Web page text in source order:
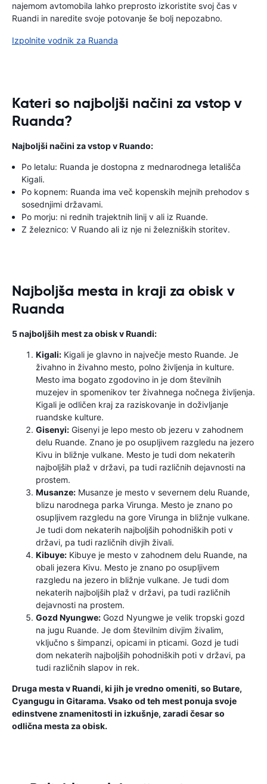
najemom avtomobila lahko preprosto izkoristite svoj čas v
Ruandi in naredite svoje potovanje še bolj nepozabno.
Izpolnite vodnik za Ruanda
Kateri so najboljši načini za vstop v
Ruanda?
Najboljši načini za vstop v Ruando:
Po letalu: Ruanda je dostopna z mednarodnega letališča
Kigali.
Po kopnem: Ruanda ima več kopenskih mejnih prehodov s
sosednjimi državami.
Po morju: ni rednih trajektnih linij v ali iz Ruande.
Z železnico: V Ruando ali iz nje ni železniških storitev.
Najboljša mesta in kraji za obisk v
Ruanda
5 najboljših mest za obisk v Ruandi:
Kigali: Kigali je glavno in največje mesto Ruande. Je
živahno in živahno mesto, polno življenja in kulture.
Mesto ima bogato zgodovino in je dom številnih
muzejev in spomenikov ter živahnega nočnega življenja.
Kigali je odličen kraj za raziskovanje in doživljanje
ruandske kulture.
Gisenyi: Gisenyi je lepo mesto ob jezeru v zahodnem
delu Ruande. Znano je po osupljivem razgledu na jezero
Kivu in bližnje vulkane. Mesto je tudi dom nekaterih
najboljših plaž v državi, pa tudi različnih dejavnosti na
prostem.
Musanze: Musanze je mesto v severnem delu Ruande,
blizu narodnega parka Virunga. Mesto je znano po
osupljivem razgledu na gore Virunga in bližnje vulkane.
Je tudi dom nekaterih najboljših pohodniških poti v
državi, pa tudi različnih divjih živali.
Kibuye: Kibuye je mesto v zahodnem delu Ruande, na
obali jezera Kivu. Mesto je znano po osupljivem
razgledu na jezero in bližnje vulkane. Je tudi dom
nekaterih najboljših plaž v državi, pa tudi različnih
dejavnosti na prostem.
Gozd Nyungwe: Gozd Nyungwe je velik tropski gozd
na jugu Ruande. Je dom številnim divjim živalim,
vključno s šimpanzi, opicami in pticami. Gozd je tudi
dom nekaterih najboljših pohodniških poti v državi, pa
tudi različnih slapov in rek.
Druga mesta v Ruandi, ki jih je vredno omeniti, so Butare,
Cyangugu in Gitarama. Vsako od teh mest ponuja svoje
edinstvene znamenitosti in izkušnje, zaradi česar so
odlična mesta za obisk.